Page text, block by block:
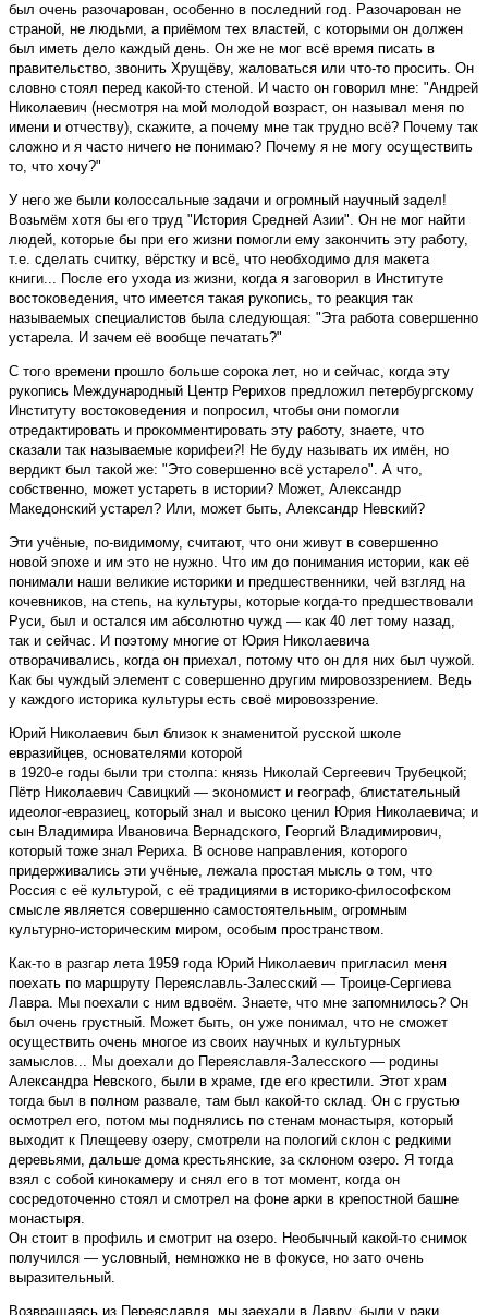
был очень разочарован, особенно в последний год. Разочарован не
страной, не людьми, а приёмом тех властей, с которыми он должен
был иметь дело каждый день. Он же не мог всё время писать в
правительство, звонить Хрущёву, жаловаться или что-то просить. Он
словно стоял перед какой-то стеной. И часто он говорил мне: "Андрей
Николаевич (несмотря на мой молодой возраст, он называл меня по
имени и отчеству), скажите, а почему мне так трудно всё? Почему так
сложно и я часто ничего не понимаю? Почему я не могу осуществить
то, что хочу?"
У него же были колоссальные задачи и огромный научный задел!
Возьмём хотя бы его труд "История Средней Азии". Он не мог найти
людей, которые бы при его жизни помогли ему закончить эту работу,
т.е. сделать считку, вёрстку и всё, что необходимо для макета
книги... После его ухода из жизни, когда я заговорил в Институте
востоковедения, что имеется такая рукопись, то реакция так
называемых специалистов была следующая: "Эта работа совершенно
устарела. И зачем её вообще печатать?"
С того времени прошло больше сорока лет, но и сейчас, когда эту
рукопись Международный Центр Рерихов предложил петербургскому
Институту востоковедения и попросил, чтобы они помогли
отредактировать и прокомментировать эту работу, знаете, что
сказали так называемые корифеи?! Не буду называть их имён, но
вердикт был такой же: "Это совершенно всё устарело". А что,
собственно, может устареть в истории? Может, Александр
Македонский устарел? Или, может быть, Александр Невский?
Эти учёные, по-видимому, считают, что они живут в совершенно
новой эпохе и им это не нужно. Что им до понимания истории, как её
понимали наши великие историки и предшественники, чей взгляд на
кочевников, на степь, на культуры, которые когда-то предшествовали
Руси, был и остался им абсолютно чужд — как 40 лет тому назад,
так и сейчас. И поэтому многие от Юрия Николаевича
отворачивались, когда он приехал, потому что он для них был чужой.
Как бы чуждый элемент с совершенно другим мировоззрением. Ведь
у каждого историка культуры есть своё мировоззрение.
Юрий Николаевич был близок к знаменитой русской школе
евразийцев, основателями которой
в 1920-е годы были три столпа: князь Николай Сергеевич Трубецкой;
Пётр Николаевич Савицкий — экономист и географ, блистательный
идеолог-евразиец, который знал и высоко ценил Юрия Николаевича; и
сын Владимира Ивановича Вернадского, Георгий Владимирович,
который тоже знал Рериха. В основе направления, которого
придерживались эти учёные, лежала простая мысль о том, что
Россия с её культурой, с её традициями в историко-философском
смысле является совершенно самостоятельным, огромным
культурно-историческим миром, особым пространством.
Как-то в разгар лета 1959 года Юрий Николаевич пригласил меня
поехать по маршруту Переяславль-Залесский — Троице-Сергиева
Лавра. Мы поехали с ним вдвоём. Знаете, что мне запомнилось? Он
был очень грустный. Может быть, он уже понимал, что не сможет
осуществить очень многое из своих научных и культурных
замыслов... Мы доехали до Переяславля-Залесского — родины
Александра Невского, были в храме, где его крестили. Этот храм
тогда был в полном развале, там был какой-то склад. Он с грустью
осмотрел его, потом мы поднялись по стенам монастыря, который
выходит к Плещееву озеру, смотрели на пологий склон с редкими
деревьями, дальше дома крестьянские, за склоном озеро. Я тогда
взял с собой кинокамеру и снял его в тот момент, когда он
сосредоточенно стоял и смотрел на фоне арки в крепостной башне
монастыря.
Он стоит в профиль и смотрит на озеро. Необычный какой-то снимок
получился — условный, немножко не в фокусе, но зато очень
выразительный.
Возвращаясь из Переяславля, мы заехали в Лавру, были у раки